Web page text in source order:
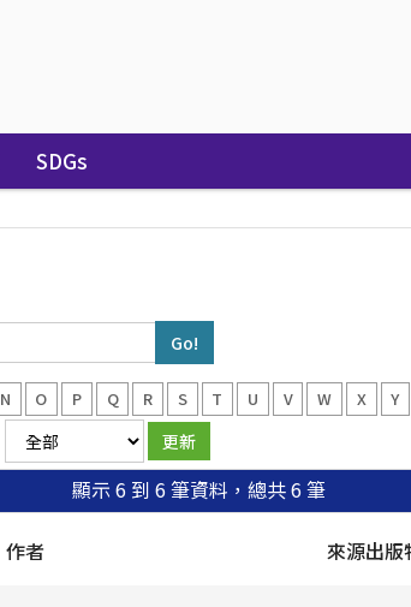
SDGs
N O P Q R S T U V W X Y
顯示 6 到 6 筆資料，總共 6 筆
作者 來源出版